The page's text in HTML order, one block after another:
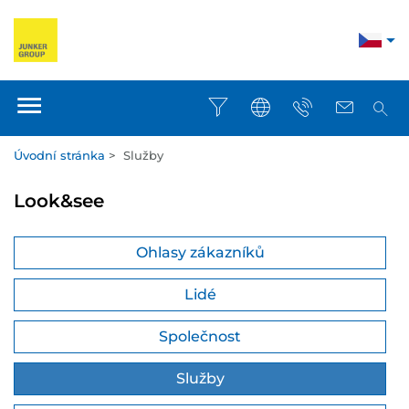
Úvodní stránka > Služby
Look&see
Ohlasy zákazníků
Lidé
Společnost
Služby